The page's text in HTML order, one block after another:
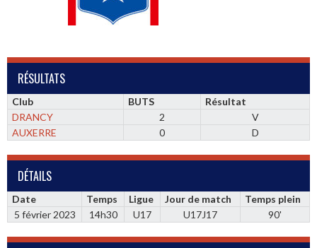
RÉSULTATS
Club BUTS
Résultat
DRANCY
2
V
AUXERRE
0 D
DÉTAILS
Date Temps Ligue Jour de match
Temps plein
5 février 2023
14h30 U17 U17J17 90'